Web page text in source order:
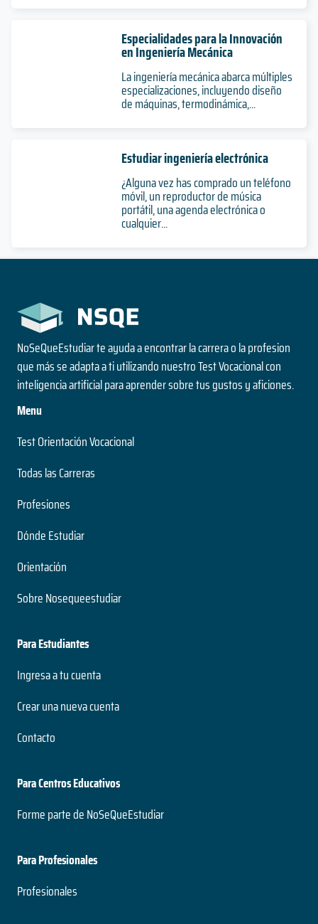
Especialidades para la Innovación
en Ingeniería Mecánica
La ingeniería mecánica abarca múltiples
especializaciones, incluyendo diseño
de máquinas, termodinámica,...
Estudiar ingeniería electrónica
¿Alguna vez has comprado un teléfono
móvil, un reproductor de música
portátil, una agenda electrónica o
cualquier...
NoSeQueEstudiar te ayuda a encontrar la carrera o la profesion
que más se adapta a ti utilizando nuestro Test Vocacional con
inteligencia artificial para aprender sobre tus gustos y aficiones.
Menu
Test Orientación Vocacional
Todas las Carreras
Profesiones
Dónde Estudiar
Orientación
Sobre Nosequeestudiar
Para Estudiantes
Ingresa a tu cuenta
Crear una nueva cuenta
Contacto
Para Centros Educativos
Forme parte de NoSeQueEstudiar
Para Profesionales
Profesionales